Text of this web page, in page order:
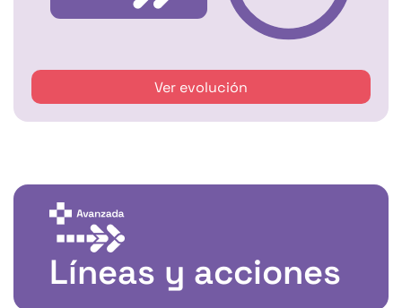
Ver evolución
Líneas y acciones